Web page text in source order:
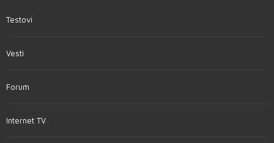
Testovi
Vesti
Forum
Internet TV